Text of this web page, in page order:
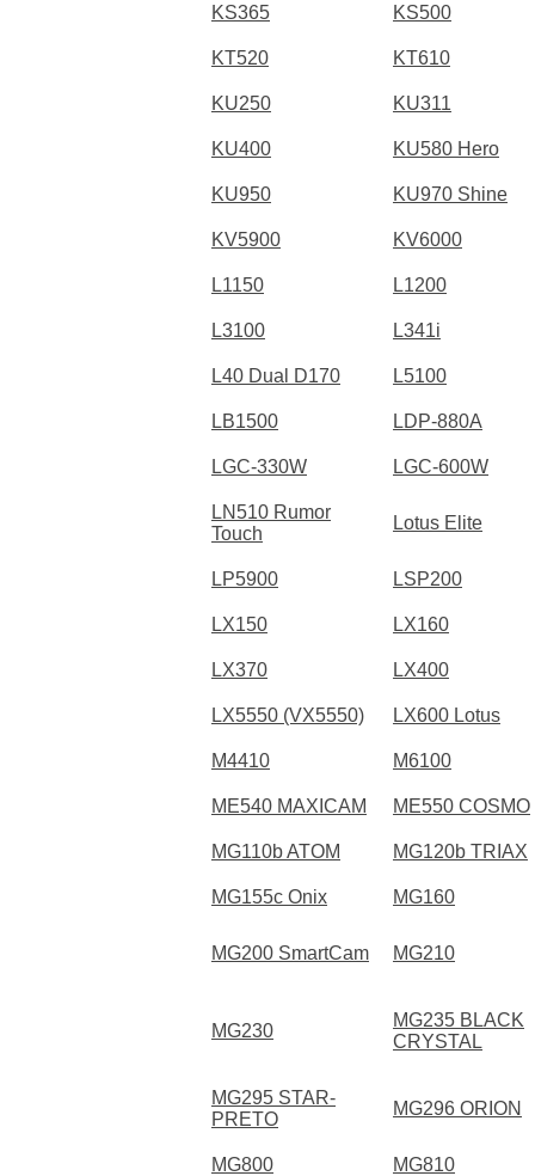
KS365 KS500
KT520 KT610
KU250 KU311
KU400 KU580 Hero
KU950 KU970 Shine
KV5900 KV6000
L1150 L1200
L3100 L341i
L40 Dual D170 L5100
LB1500 LDP-880A
LGC-330W LGC-600W
LN510 Rumor
Touch
Lotus Elite
LP5900 LSP200
LX150 LX160
LX370 LX400
LX5550 (VX5550) LX600 Lotus
M4410 M6100
ME540 MAXICAM ME550 COSMO
MG110b ATOM MG120b TRIAX
MG155c Onix MG160
MG200 SmartCam MG210
MG230
MG235 BLACK
CRYSTAL
MG295 STAR-
PRETO
MG296 ORION
MG800 MG810